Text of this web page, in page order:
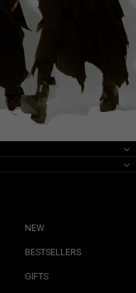
NEW
BESTSELLERS
GIFTS